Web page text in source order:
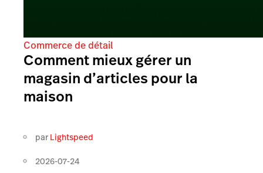
Commerce de détail
Comment mieux gérer un
magasin d’articles pour la
maison
par Lightspeed
2026-07-24